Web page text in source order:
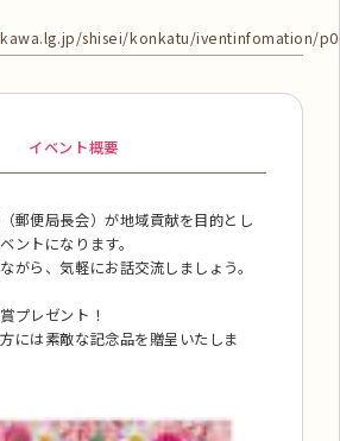
shisei/konkatu/iventinfomation/
イベント概要
郵便局長会）が地域貢献を目的とし
ントになります。
がら、気軽にお話交流しましょう。
プレゼント！
には素敵な記念品を贈呈いたしま